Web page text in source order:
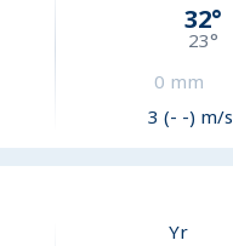
32°
23°
0 mm
3 (- -) m/s
Yr